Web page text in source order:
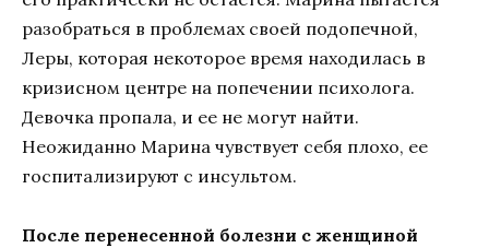
разобраться в проблемах своей подопечной,
Леры, которая некоторое время находилась в
кризисном центре на попечении психолога.
Девочка пропала, и ее не могут найти.
Неожиданно Марина чувствует себя плохо, ее
госпитализируют с инсультом.
После перенесенной болезни с женщиной